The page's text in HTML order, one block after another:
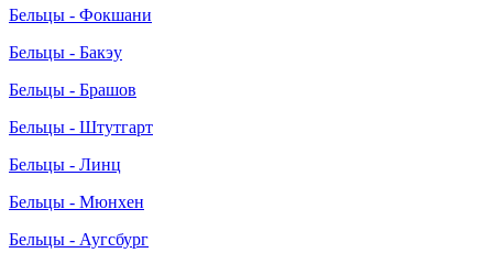
Бельцы - Фокшани
Бельцы - Бакэу
Бельцы - Брашов
Бельцы - Штутгарт
Бельцы - Линц
Бельцы - Мюнхен
Бельцы - Аугсбург